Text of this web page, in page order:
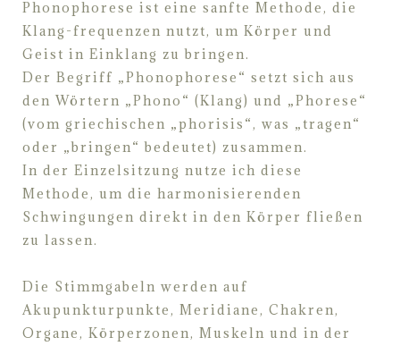
Phonophorese ist eine sanfte Methode, die
Klang-frequenzen nutzt, um Körper und
Geist in Einklang zu bringen.
Der Begriff „Phonophorese“ setzt sich aus
den Wörtern „Phono“ (Klang) und „Phorese“
(vom griechischen „phorisis“, was „tragen“
oder „bringen“ bedeutet) zusammen.
In der Einzelsitzung nutze ich diese
Methode, um die harmonisierenden
Schwingungen direkt in den Körper fließen
zu lassen.
Die Stimmgabeln werden auf
Akupunkturpunkte, Meridiane, Chakren,
Organe, Körperzonen, Muskeln und in der